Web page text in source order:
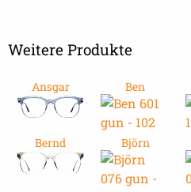
Weitere Produkte
Ansgar Ben
Bernd Björn